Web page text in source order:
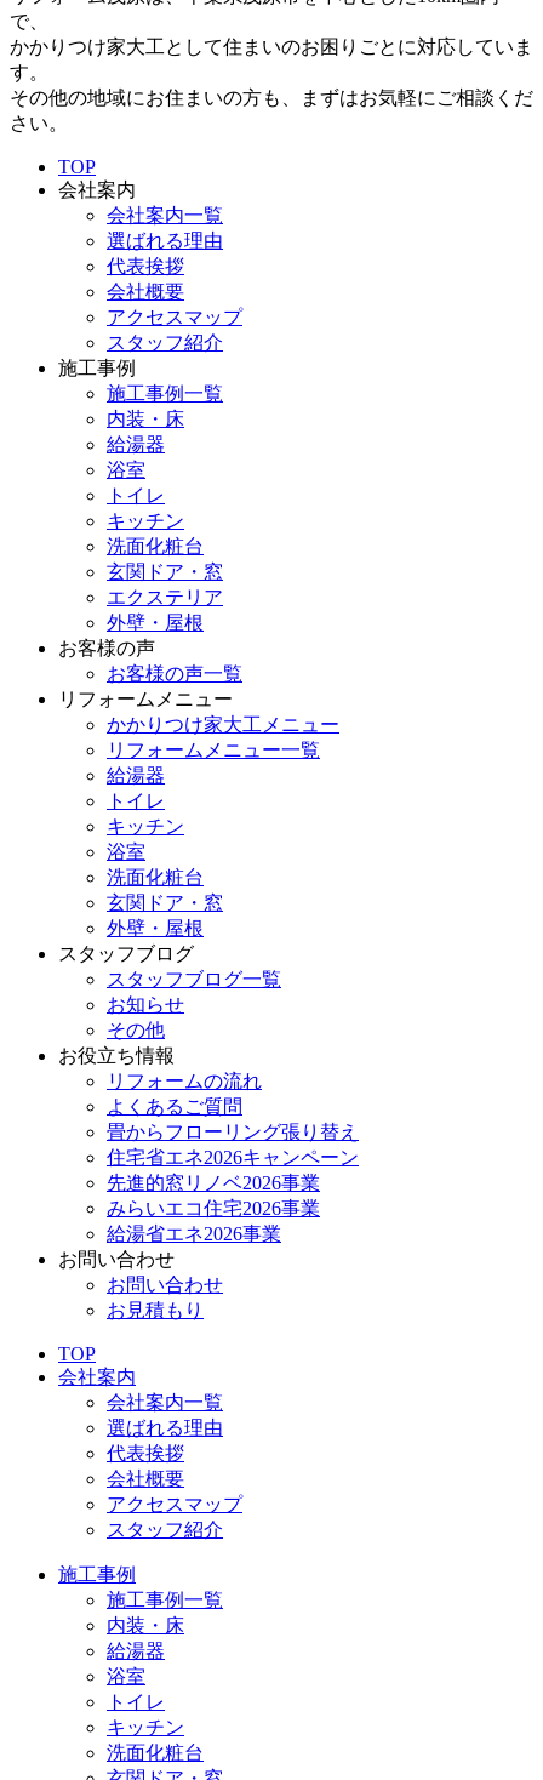
で、
かかりつけ家大工として住まいのお困りごとに対応していま
す。
その他の地域にお住まいの方も、まずはお気軽にご相談くだ
さい。
TOP
会社案内
会社案内一覧
選ばれる理由
代表挨拶
会社概要
アクセスマップ
スタッフ紹介
施工事例
施工事例一覧
内装・床
給湯器
浴室
トイレ
キッチン
洗面化粧台
玄関ドア・窓
エクステリア
外壁・屋根
お客様の声
お客様の声一覧
リフォームメニュー
かかりつけ家大工メニュー
リフォームメニュー一覧
給湯器
トイレ
キッチン
浴室
洗面化粧台
玄関ドア・窓
外壁・屋根
スタッフブログ
スタッフブログ一覧
お知らせ
その他
お役立ち情報
リフォームの流れ
よくあるご質問
畳からフローリング張り替え
住宅省エネ2026キャンペーン
先進的窓リノベ2026事業
みらいエコ住宅2026事業
給湯省エネ2026事業
お問い合わせ
お問い合わせ
お見積もり
TOP
会社案内
会社案内一覧
選ばれる理由
代表挨拶
会社概要
アクセスマップ
スタッフ紹介
施工事例
施工事例一覧
内装・床
給湯器
浴室
トイレ
キッチン
洗面化粧台